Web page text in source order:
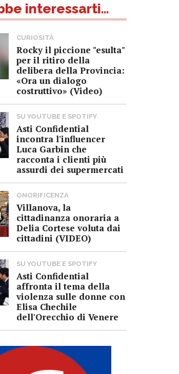
interessarti...
CURIOSITÀ
Rocky il piccione "esulta"
per il ritiro della
delibera della Provincia:
«Ora un dialogo
costruttivo» (Video)
SU YOUTUBE E SPOTIFY
Asti Confidential
incontra l'influencer
Luca Garbin che
racconta i clienti più
assurdi dei supermercati
ONORIFICENZA
Villanova, la
cittadinanza onoraria a
Delia Cortese voluta dai
cittadini (VIDEO)
SU YOUTUBE E SPOTIFY
Asti Confidential
affronta il tema della
violenza sulle donne con
Elisa Chechile
dell'Orecchio di Venere